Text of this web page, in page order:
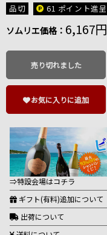
品切 61 ポイント進呈
ソムリエ価格： 6,167円
売り切れました
お気に入りに追加
⇒特設会場はコチラ
ギフト(有料)追加について
出荷について